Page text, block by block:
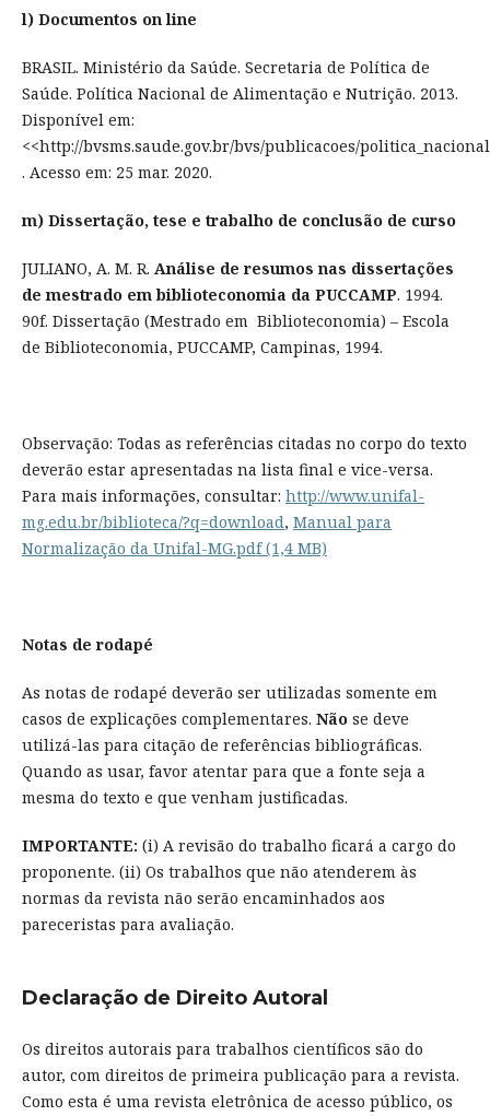
l) Documentos on line
BRASIL. Ministério da Saúde. Secretaria de Política de
Saúde. Política Nacional de Alimentação e Nutrição. 2013.
Disponível em:
<<http://bvsms.saude.gov.br/bvs/publicacoes/
. Acesso em: 25 mar. 2020.
m) Dissertação, tese e trabalho de conclusão de curso
JULIANO, A. M. R. Análise de resumos nas dissertações
de mestrado em biblioteconomia da PUCCAMP. 1994.
90f. Dissertação (Mestrado em Biblioteconomia) – Escola
de Biblioteconomia, PUCCAMP, Campinas, 1994.
Observação: Todas as referências citadas no corpo do texto
deverão estar apresentadas na lista final e vice-versa.
Para mais informações, consultar: http://www.unifal-
mg.edu.br/biblioteca/?q=download, Manual para
Normalização da Unifal-MG.pdf (1,4 MB)
Notas de rodapé
As notas de rodapé deverão ser utilizadas somente em
casos de explicações complementares. Nãose deve
utilizá-las para citação de referências bibliográficas.
Quando as usar, favor atentar para que a fonte seja a
mesma do texto e que venham justificadas.
IMPORTANTE: (i) A revisão do trabalho ficará a cargo do
proponente. (ii) Os trabalhos que não atenderem às
normas da revista não serão encaminhados aos
pareceristas para avaliação.
Declaração de Direito Autoral
Os direitos autorais para trabalhos científicos são do
autor, com direitos de primeira publicação para a revista.
Como esta é uma revista eletrônica de acesso público, os